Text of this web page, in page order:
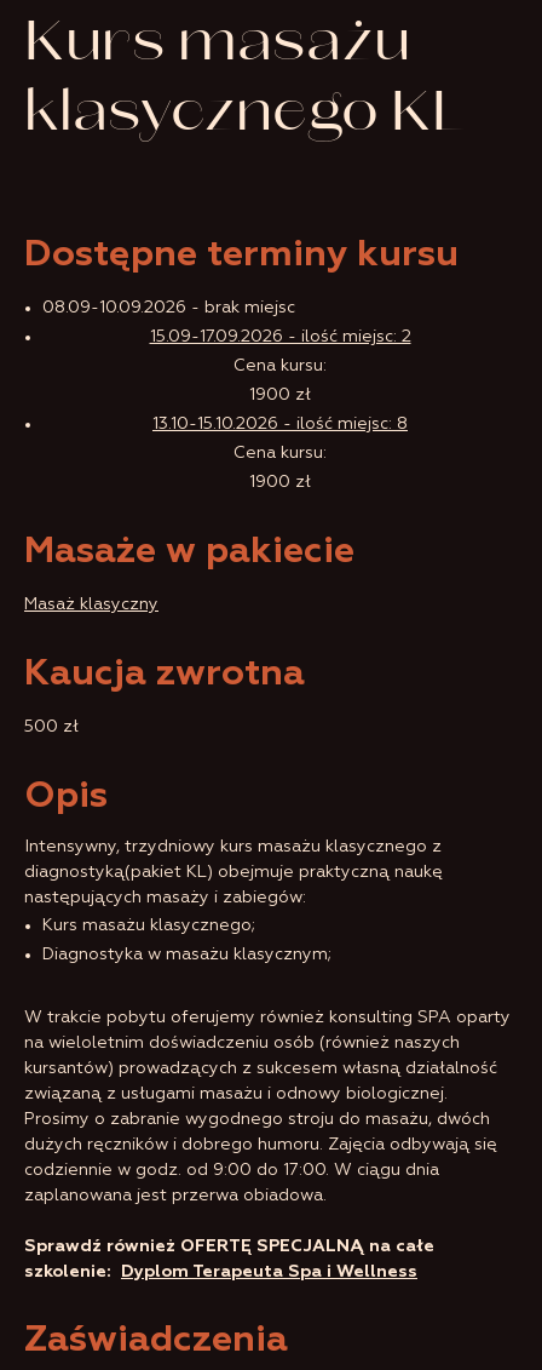
Kurs masażu
klasycznego KL
Dostępne terminy kursu
08.09-10.09.2026 - brak miejsc
15.09-17.09.2026 - ilość miejsc: 2
Cena kursu:
1900 zł
13.10-15.10.2026 - ilość miejsc: 8
Cena kursu:
1900 zł
Masaże w pakiecie
Masaż klasyczny
Kaucja zwrotna
500 zł
Opis
Intensywny, trzydniowy kurs masażu klasycznego z
diagnostyką(pakiet KL) obejmuje praktyczną naukę
następujących masaży i zabiegów:
Kurs masażu klasycznego;
Diagnostyka w masażu klasycznym;
W trakcie pobytu oferujemy również konsulting SPA oparty
na wieloletnim doświadczeniu osób (również naszych
kursantów) prowadzących z sukcesem własną działalność
związaną z usługami masażu i odnowy biologicznej.
Prosimy o zabranie wygodnego stroju do masażu, dwóch
dużych ręczników i dobrego humoru. Zajęcia odbywają się
codziennie w godz. od 9:00 do 17:00. W ciągu dnia
zaplanowana jest przerwa obiadowa.
Sprawdź również OFERTĘ SPECJALNĄ na całe
szkolenie:
Dyplom Terapeuta Spa i Wellness
Zaświadczenia